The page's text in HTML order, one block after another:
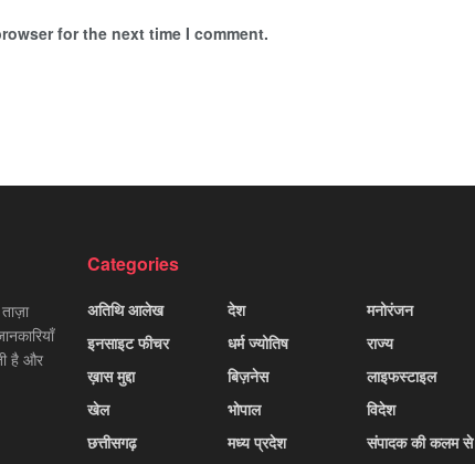
for the next time I comment.
है और
Categories
अतिथि आलेख
इनसाइट फीचर
ख़ास मुद्दा
खेल
छत्तीसगढ़
देश
धर्म ज्योतिष
बिज़नेस
भोपाल
मध्य प्रदेश
मनोरंजन
राज्य
लाइफस्टाइल
विदेश
संपादक की कलम से